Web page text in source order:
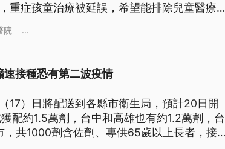
重症孩童治療被延誤，希望能排除兒童醫療。
民眾就醫權益不受影響。
院 ...
接種恐有第二波疫情
17）日將配送到各縣市衛生局，預計20日開
配約1.5萬劑，台中和高雄也有約1.2萬劑，台
，共1000劑含佐劑、專供65歲以上長者，接